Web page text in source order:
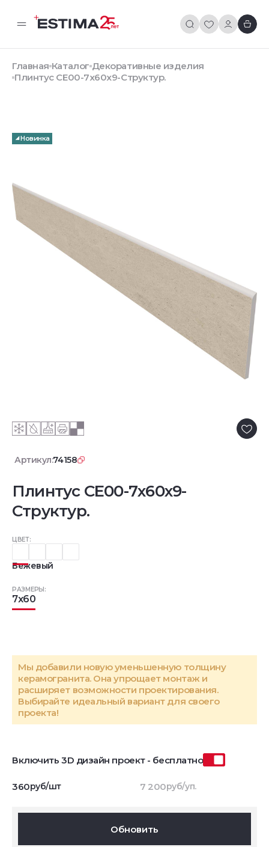
Главная Каталог Декоративные изделия
Плинтус CE00-7x60x9-Структур.
Новинка
Артикул:74158
Плинтус CE00-7x60x9-
Структур.
ЦВЕТ:
Бежевый
РАЗМЕРЫ:
7x60
Мы добавили новую уменьшенную толщину
керамогранита. Она упрощает монтаж и
расширяет возможности проектирования.
Выбирайте идеальный вариант для своего
проекта!
Включить 3D дизайн проект - бесплатно
360руб/шт 7 200руб/уп.
Обновить